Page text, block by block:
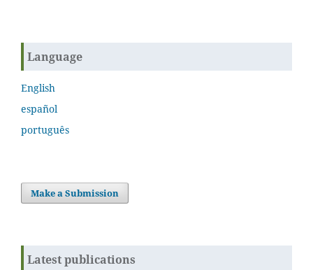
Language
English
español
português
Make a Submission
Latest publications